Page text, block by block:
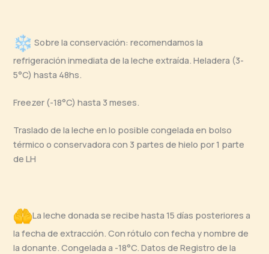
Sobre la conservación: recomendamos la
refrigeración inmediata de la leche extraída. Heladera (3-
5°C) hasta 48hs.
Freezer (-18°C) hasta 3 meses.
Traslado de la leche en lo posible congelada en bolso
térmico o conservadora con 3 partes de hielo por 1 parte
de LH
La leche donada se recibe hasta 15 días posteriores a
la fecha de extracción. Con rótulo con fecha y nombre de
la donante. Congelada a -18°C. Datos de Registro de la